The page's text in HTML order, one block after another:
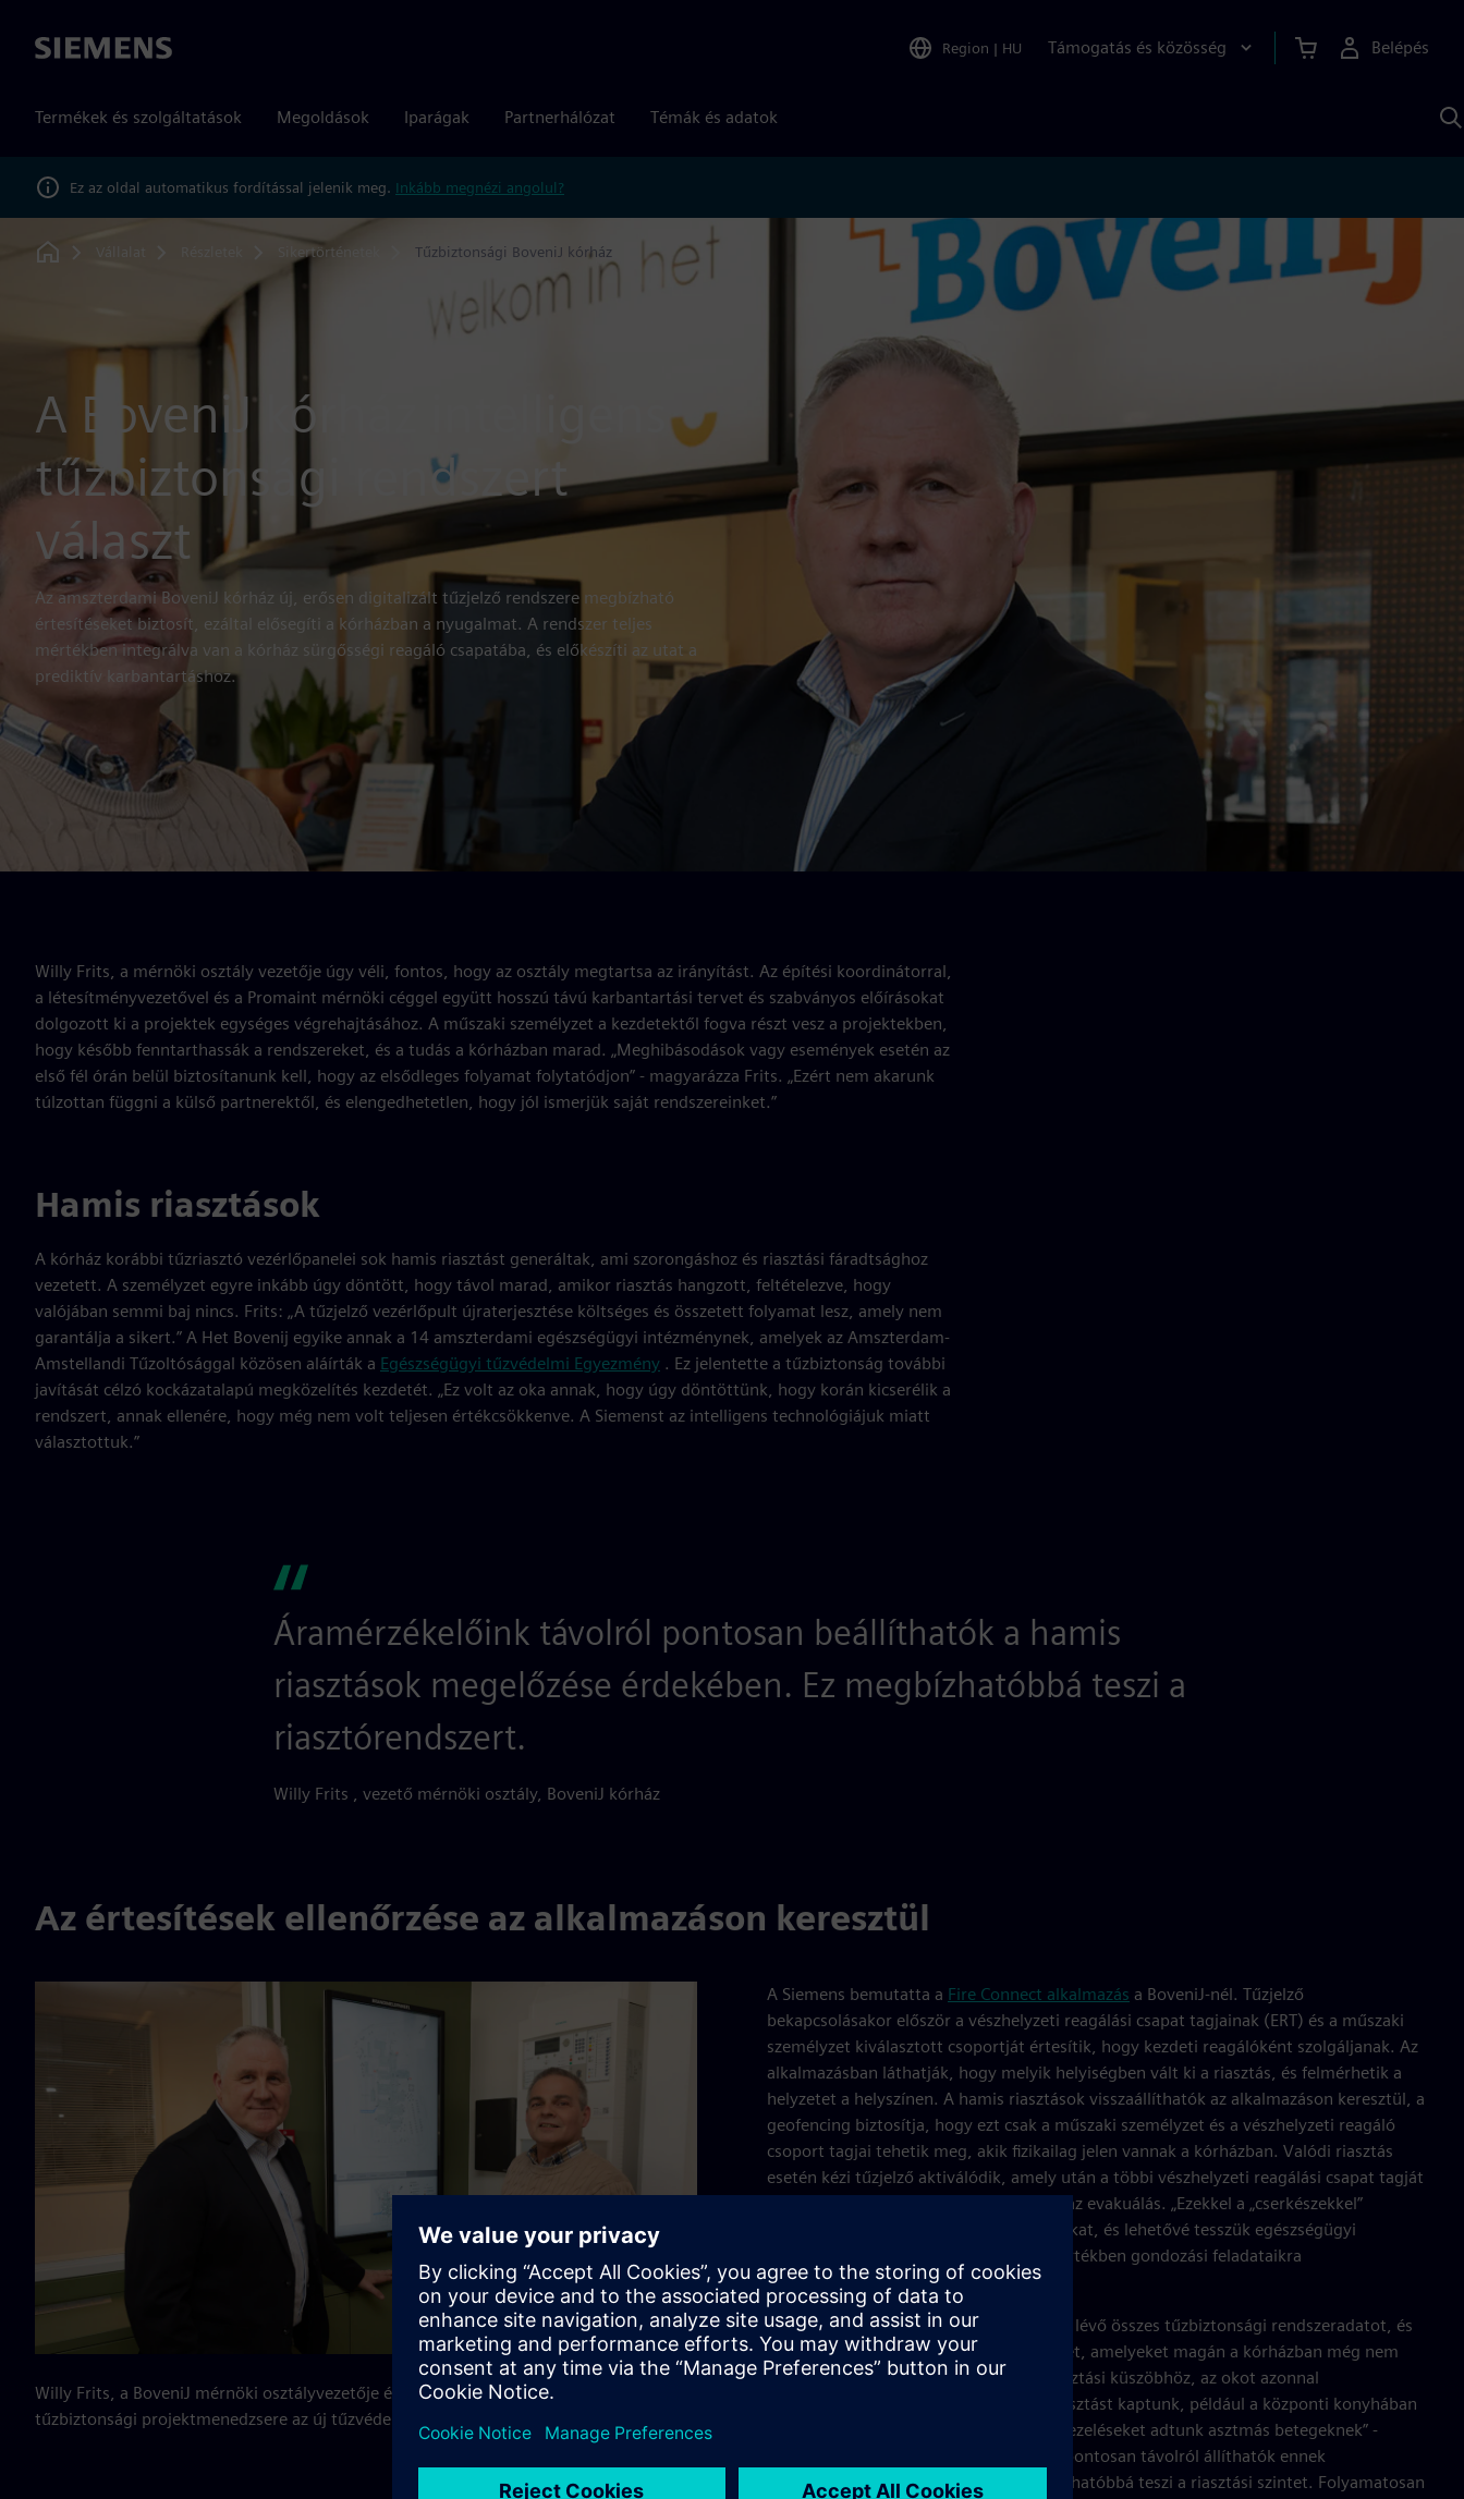
Siemens Region | HU Támogatás és közösség Belépés
Termékek és szolgáltatások Megoldások Iparágak Partnerhálózat Témák és adatok
Ez az oldal automatikus fordítással jelenik meg. Inkább megnézi angolul?
Home
Vállalat Sikertörténetek Tűzbiztonsági BoveniJ kórház
A BoveniJ kórház intelligens
tűzbiztonsági rendszert
választ
Az amszterdami BoveniJ kórház új, erősen digitalizált tűzjelző rendszere megbízható
értesítéseket biztosít, ezáltal elősegíti a kórházban a nyugalmat. A rendszer teljes
mértékben integrálva van a kórház sürgősségi reagáló csapatába, és előkészíti az utat a
prediktív karbantartáshoz.
Willy Frits, a mérnöki osztály vezetője úgy véli, fontos, hogy az osztály megtartsa az irányítást. Az építési koordinátorral,
a létesítményvezetővel és a Promaint mérnöki céggel együtt hosszú távú karbantartási tervet és szabványos előírásokat
dolgozott ki a projektek egységes végrehajtásához. A műszaki személyzet a kezdetektől fogva részt vesz a projektekben,
hogy később fenntarthassák a rendszereket, és a tudás a kórházban marad. „Meghibásodások vagy események esetén az
első fél órán belül biztosítanunk kell, hogy az elsődleges folyamat folytatódjon” - magyarázza Frits. „Ezért nem akarunk
túlzottan függni a külső partnerektől, és elengedhetetlen, hogy jól ismerjük saját rendszereinket.”
Hamis riasztások
A kórház korábbi tűzriasztó vezérlőpanelei sok hamis riasztást generáltak, ami szorongáshoz és riasztási fáradtsághoz
vezetett. A személyzet egyre inkább úgy döntött, hogy távol marad, amikor riasztás hangzott, feltételezve, hogy
valójában semmi baj nincs. Frits: „A tűzjelző vezérlőpult újraterjesztése költséges és összetett folyamat lesz, amely nem
garantálja a sikert.” A Het Bovenij egyike annak a 14 amszterdami egészségügyi intézménynek, amelyek az Amszterdam-
Amstellandi Tűzoltósággal közösen aláírták a Egészségügyi tűzvédelmi Egyezmény . Ez jelentette a tűzbiztonság további
javítását célzó kockázatalapú megközelítés kezdetét. „Ez volt az oka annak, hogy úgy döntöttünk, hogy korán kicserélik a
rendszert, annak ellenére, hogy még nem volt teljesen értékcsökkenve. A Siemenst az intelligens technológiájuk miatt
választottuk.”
Áramérzékelőink távolról pontosan beállíthatók a hamis
riasztások megelőzése érdekében. Ez megbízhatóbbá teszi a
riasztórendszert.
Willy Frits , vezető mérnöki osztály, BoveniJ kórház
Az értesítések ellenőrzése az alkalmazáson keresztül
Willy Frits, a BoveniJ mérnöki osztályvezetője és Eric Hendrikman, a Siemens
tűzbiztonsági projektmenedzsere az új tűzvédelmi rendszer előtt.
A Siemens bemutatta a Fire Connect alkalmazás a BoveniJ-nél. Tűzjelző
bekapcsolásakor először a vészhelyzeti reagálási csapat tagjainak (ERT) és a műszaki
személyzet kiválasztott csoportját értesítik, hogy kezdeti reagálóként szolgáljanak. Az
alkalmazásban láthatják, hogy melyik helyiségben vált ki a riasztás, és felmérhetik a
helyzetet a helyszínen. A hamis riasztások visszaállíthatók az alkalmazáson keresztül, a
geofencing biztosítja, hogy ezt csak a műszaki személyzet és a vészhelyzeti reagáló
csoport tagjai tehetik meg, akik fizikailag jelen vannak a kórházban. Valódi riasztás
esetén kézi tűzjelző aktiválódik, amely után a többi vészhelyzeti reagálási csapat tagját
hívják, és szükség esetén megkezdődik az evakuálás. „Ezekkel a „cserkészekkel”
együttműködve minimalizáljuk a zavarokat, és lehetővé tesszük egészségügyi
személyzetünk számára, hogy teljes mértékben gondozási feladataikra
összpontosítsanak” - mondja Frits.
A Siemens figyelemmel kíséri a felhőben lévő összes tűzbiztonsági rendszeradatot, és
észleli a háttérben lévő riasztási szinteket, amelyeket magán a kórházban még nem
észleltek. Ha az érzékelő közel van a riasztási küszöbhöz, az okot azonnal
megvizsgálják. „Régebben sok hamis riasztást kaptunk, például a központi konyhában
lévő gőz miatt, vagy amikor porlasztó kezeléseket adtunk asztmás betegeknek” -
magyarázza Frits. „Az áramérzékelőink pontosan távolról állíthatók ennek
megakadályozása érdekében. Ez megbízhatóbbá teszi a riasztási szintet. Folyamatosan